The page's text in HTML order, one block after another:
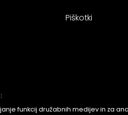
Piškotki
funkcij družabnih medijev in za